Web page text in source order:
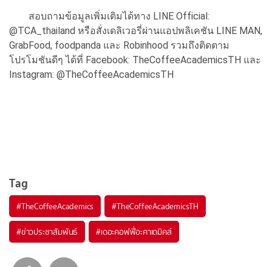
สอบถามข้อมูลเพิ่มเติมได้ทาง LINE Official:
@TCA_thailand หรือสั่งเดลิเวอรี่ผ่านแอปพลิเคชัน LINE MAN,
GrabFood, foodpanda และ Robinhood รวมถึงติดตาม
โปรโมชันดีๆ ได้ที่ Facebook: TheCoffeeAcademicsTH และ
Instagram: @TheCoffeeAcademicsTH
Tag
#TheCoffeeAcademics #TheCoffeeAcademicsTH
#ข่าวประชาสัมพันธ์ #เดอะคอฟฟี่อะคาเดมิคส์